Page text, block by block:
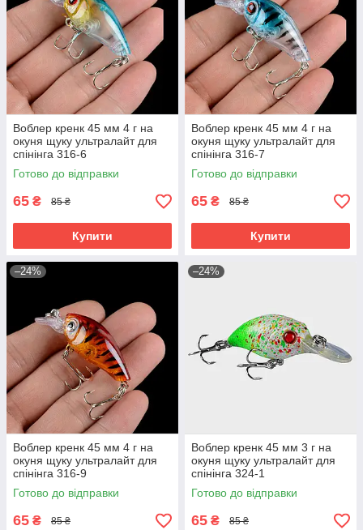
Воблер кренк 45 мм 4 г на
окуня щуку ультралайт для
спінінга 316-6
Готово до відправки
65 ₴ 85 ₴
Купити
Воблер кренк 45 мм 4 г на
окуня щуку ультралайт для
спінінга 316-7
Готово до відправки
65 ₴ 85 ₴
Купити
–24%
Воблер кренк 45 мм 4 г на
окуня щуку ультралайт для
спінінга 316-9
Готово до відправки
65 ₴ 85 ₴
–24%
Воблер кренк 45 мм 3 г на
окуня щуку ультралайт для
спінінга 324-1
Готово до відправки
65 ₴ 85 ₴